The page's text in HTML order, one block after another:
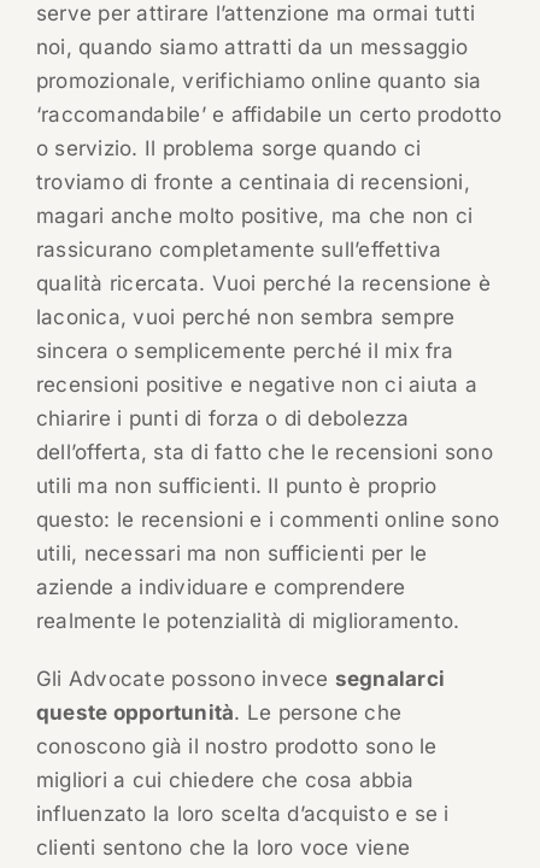
serve per attirare l’attenzione ma ormai tutti
noi, quando siamo attratti da un messaggio
promozionale, verifichiamo online quanto sia
‘raccomandabile’ e affidabile un certo prodotto
o servizio. Il problema sorge quando ci
troviamo di fronte a centinaia di recensioni,
magari anche molto positive, ma che non ci
rassicurano completamente sull’effettiva
qualità ricercata. Vuoi perché la recensione è
laconica, vuoi perché non sembra sempre
sincera o semplicemente perché il mix fra
recensioni positive e negative non ci aiuta a
chiarire i punti di forza o di debolezza
dell’offerta, sta di fatto che le recensioni sono
utili ma non sufficienti. Il punto è proprio
questo: le recensioni e i commenti online sono
utili, necessari ma non sufficienti per le
aziende a individuare e comprendere
realmente le potenzialità di miglioramento.
Gli Advocate possono invece segnalarci
queste opportunità. Le persone che
conoscono già il nostro prodotto sono le
migliori a cui chiedere che cosa abbia
influenzato la loro scelta d’acquisto e se i
clienti sentono che la loro voce viene